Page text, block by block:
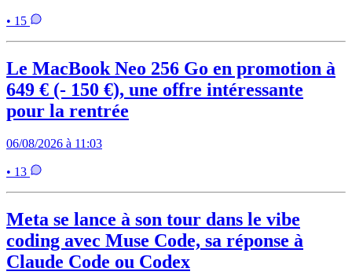
• 15
Le MacBook Neo 256 Go en promotion à
649 € (- 150 €), une offre intéressante
pour la rentrée
06/08/2026 à 11:03
• 13
Meta se lance à son tour dans le vibe
coding avec Muse Code, sa réponse à
Claude Code ou Codex